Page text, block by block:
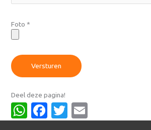
Foto *
Versturen
Deel deze pagina!
WhatsApp
Facebook
Twitter